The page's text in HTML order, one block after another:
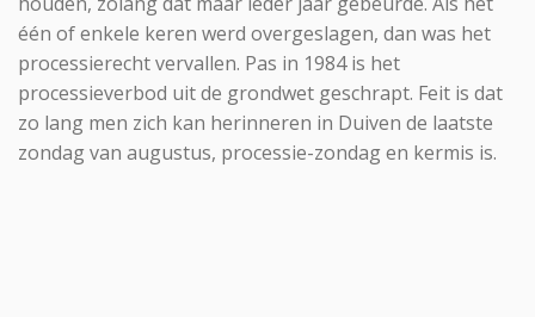
één of enkele keren werd overgeslagen, dan was het
processierecht vervallen. Pas in 1984 is het
processieverbod uit de grondwet geschrapt. Feit is dat
zo lang men zich kan herinneren in Duiven de laatste
zondag van augustus, processie-zondag en kermis is.